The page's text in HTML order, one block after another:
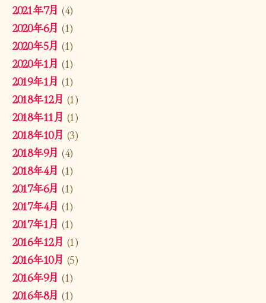
2021年7月 (4)
2020年6月 (1)
2020年5月 (1)
2020年1月 (1)
2019年1月 (1)
2018年12月 (1)
2018年11月 (1)
2018年10月 (3)
2018年9月 (4)
2018年4月 (1)
2017年6月 (1)
2017年4月 (1)
2017年1月 (1)
2016年12月 (1)
2016年10月 (5)
2016年9月 (1)
2016年8月 (1)